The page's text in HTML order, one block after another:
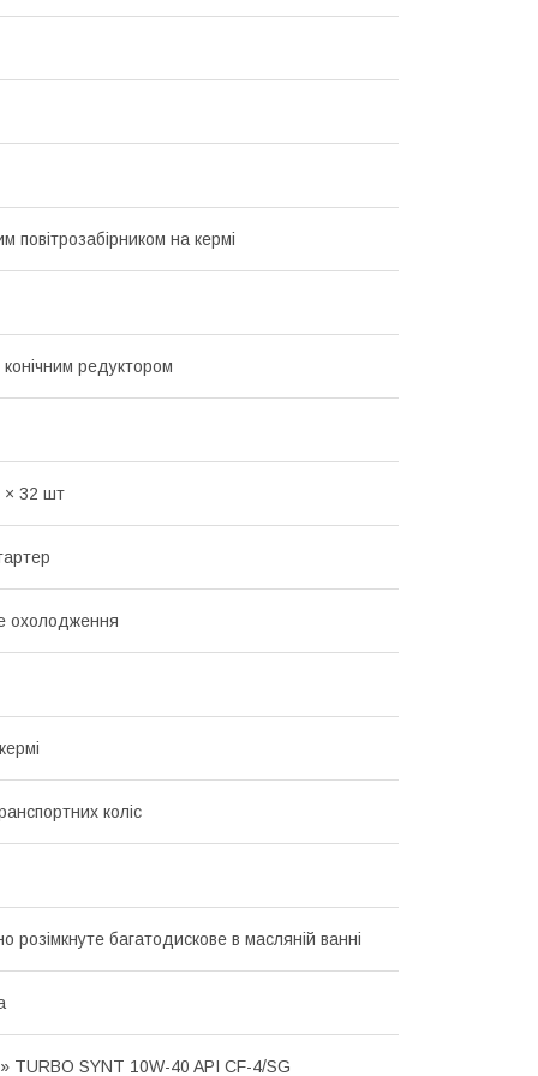
повітрозабірником на кермі
редуктором
× 32 шт
охолодження
коліс
розімкнуте багатодискове в масляній ванні
SYNT 10W-40 API CF-4/SG